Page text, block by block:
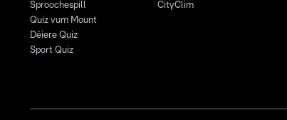
Sproochespill
Quiz vum Mount
Déiere Quiz
Sport Quiz
CityClim